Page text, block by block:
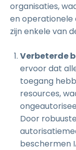
organisaties,
en operationele
zijn enkele van
Verbeterde
ervoor dat
toegang
resources,
Door
beschermen